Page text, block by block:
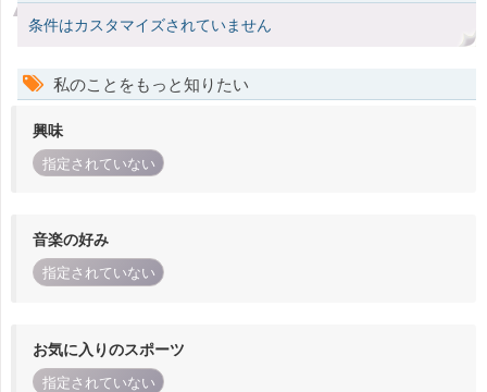
条件はカスタマイズされていません
私のことをもっと知りたい
興味
指定されていない
音楽の好み
指定されていない
お気に入りのスポーツ
指定されていない